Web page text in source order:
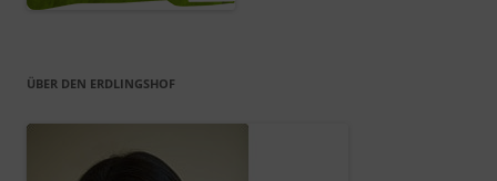
ÜBER DEN ERDLINGSHOF